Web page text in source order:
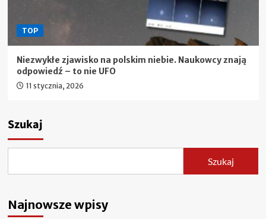
TOP
Niezwykłe zjawisko na polskim niebie. Naukowcy znają
odpowiedź – to nie UFO
11 stycznia, 2026
Szukaj
Szukaj
Najnowsze wpisy